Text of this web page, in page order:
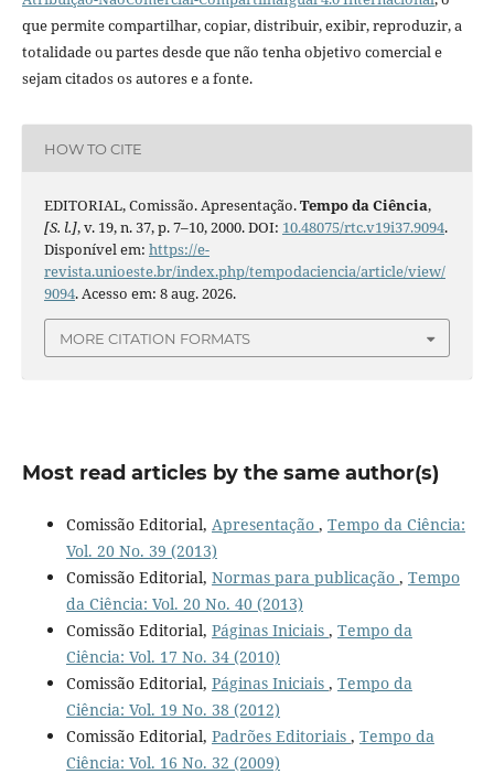
que permite compartilhar, copiar, distribuir, exibir, reproduzir, a
totalidade ou partes desde que não tenha objetivo comercial e
sejam citados os autores e a fonte.
HOW TO CITE
EDITORIAL, Comissão. Apresentação.Tempo da Ciência,
[S. l.], v. 19, n. 37, p. 7–10, 2000. DOI: 10.48075/rtc.v19i37.9094.
Disponível em: https://e-
revista.unioeste.br/index.php/tempodaciencia/article/view/
9094. Acesso em: 8 aug. 2026.
MORE CITATION FORMATS
Most read articles by the same author(s)
Comissão Editorial, Apresentação , Tempo da Ciência:
Vol. 20 No. 39 (2013)
Comissão Editorial, Normas para publicação , Tempo
da Ciência: Vol. 20 No. 40 (2013)
Comissão Editorial, Páginas Iniciais , Tempo da
Ciência: Vol. 17 No. 34 (2010)
Comissão Editorial, Páginas Iniciais , Tempo da
Ciência: Vol. 19 No. 38 (2012)
Comissão Editorial, Padrões Editoriais , Tempo da
Ciência: Vol. 16 No. 32 (2009)